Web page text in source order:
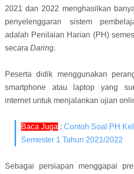
2021 dan 2022 menghasilkan
penyelenggaran sistem
adalah Penilaian Harian (PH)
secara Daring.
Peserta didik menggunakan
smartphone atau laptop yang
internet untuk menjalankan ujian
Baca Juga : Contoh Soal PH
Semester 1 Tahun 2021/2022
Sebagai persiapan menggapai